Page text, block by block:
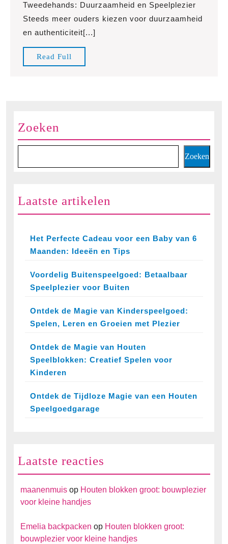
van
Houten
Tweedehands: Duurzaamheid en Speelplezier
Steeds meer ouders kiezen voor duurzaamheid
en authenticiteit[...]
Read Full
Full
Zoeken
Zoeken
Laatste artikelen
Het Perfecte Cadeau voor een Baby van 6
Maanden: Ideeën en Tips
Voordelig Buitenspeelgoed: Betaalbaar
Speelplezier voor Buiten
Ontdek de Magie van Kinderspeelgoed:
Spelen, Leren en Groeien met Plezier
Ontdek de Magie van Houten
Speelblokken: Creatief Spelen voor
Kinderen
Ontdek de Tijdloze Magie van een Houten
Speelgoedgarage
Laatste reacties
maanenmuis op Houten blokken groot: bouwplezier
voor kleine handjes
Emelia backpacken op Houten blokken groot:
bouwplezier voor kleine handjes